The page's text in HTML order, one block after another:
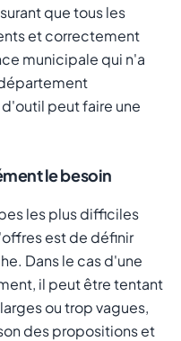
que tous les
et correctement
municipale qui n'a
peut faire une
le besoin
les plus difficiles
est de définir
Dans le cas d'une
il peut être tentant
ou trop vagues,
des propositions et